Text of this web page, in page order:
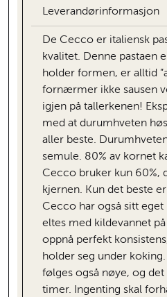
Leverandørinformasjon
De Cecco er italiensk
kvalitet. Denne pastaen
holder formen, er alltid
fornærmer ikke sausen
igjen på tallerkenen!
med at durumhveten
aller beste.
semule. 80% av kornet
Cecco bruker kun 60%,
kjernen. Kun det beste
Cecco har også sitt
eltes med kildevannet
oppnå perfekt
holder seg under
følges også nøye, og
timer. Ingenting skal